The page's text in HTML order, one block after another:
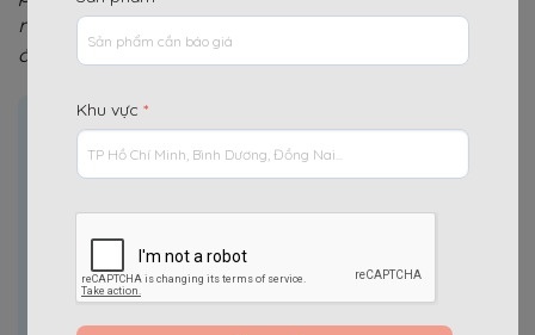
nâng cao chất lượng công trình và tiết kiệm chi phí
đáng kể cho nhà thầu.
Nội dung chính [Ẩn]
Ván phủ phim 15mm là gì?
Ứng dụng thực tế của ván phủ phim 15mm
Cấu tạo và đặc điểm kỹ thuật của ván phủ phim
15mm
4.1.Đặc điểm kỹ thuật
Khu vực *